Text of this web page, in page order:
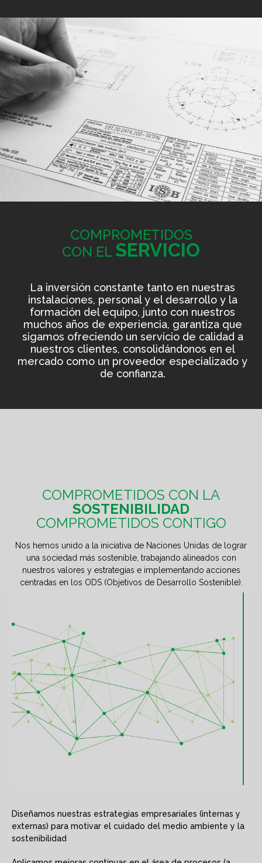
COMPROMETIDOS
CON EL SERVICIO
La inversión constante tanto en nuestras
instalaciones, personal y el desarrollo y la
formación del equipo, junto con nuestros
muchos años de experiencia, garantiza que
sigamos ofreciendo un servicio de calidad a
nuestros clientes, consolidándonos en el
mercado como un proveedor especializado y
de confianza.
COMPROMETIDOS CON LA
SOSTENIBILIDAD
COMPROMETIDOS CONTIGO
Nos hemos unido a la iniciativa de Naciones Unidas de lograr
una sociedad más sostenible, trabajando alineados con
nuestros valores y estrategias e implementando acciones
centradas en los ODS (Objetivos de Desarrollo Sostenible).
Diseñamos nuestras estrategias empresariales (internas y
externas) para motivar el cuidado del medio ambiente y la
sostenibilidad